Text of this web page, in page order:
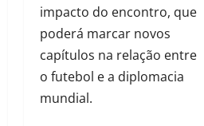
impacto do encontro, que
poderá marcar novos
capítulos na relação entre
o futebol e a diplomacia
mundial.